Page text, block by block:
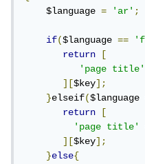
    $language
= 'ar';
if($language ==
return
[
'page title'
][$key];
}elseif(
return
[
'page title'
][$key];
}else{